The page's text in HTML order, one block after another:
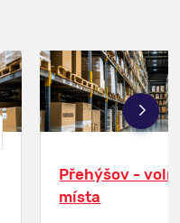
Přehýšov -
místa